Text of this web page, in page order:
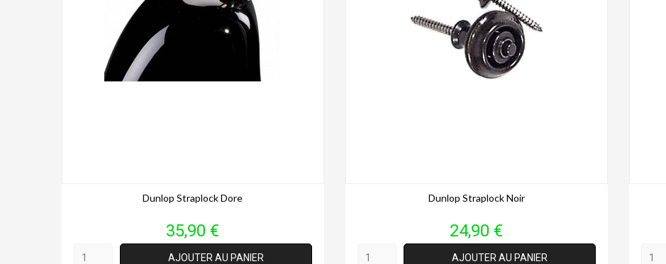
Dunlop Straplock Dore
Prix
35,90 €
AJOUTER AU PANIER
Dunlop Straplock Noir
Prix
24,90 €
AJOUTER AU PANIER